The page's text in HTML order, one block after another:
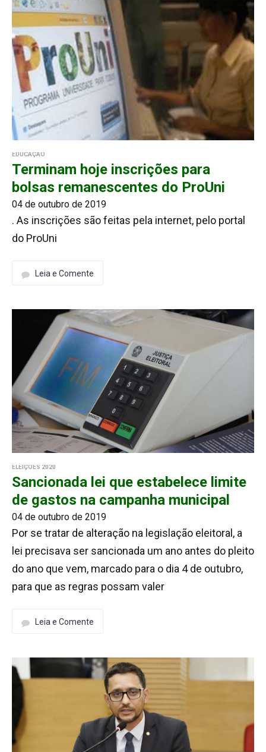
EDUCAÇÃO
Terminam hoje inscrições para
bolsas remanescentes do ProUni
04 de outubro de 2019
. As inscrições são feitas pela internet, pelo portal
do ProUni
Leia e Comente
ELEIÇÕES 2020
Sancionada lei que estabelece limite
de gastos na campanha municipal
04 de outubro de 2019
Por se tratar de alteração na legislação eleitoral, a
lei precisava ser sancionada um ano antes do pleito
do ano que vem, marcado para o dia 4 de outubro,
para que as regras possam valer
Leia e Comente